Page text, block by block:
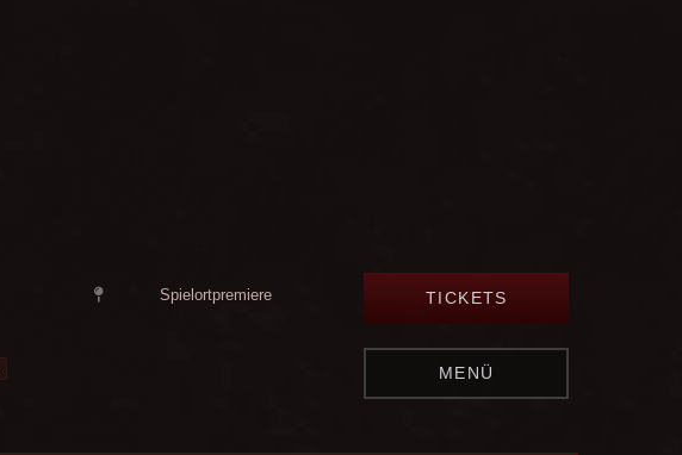
Spielortpremiere TICKETS
MENÜ